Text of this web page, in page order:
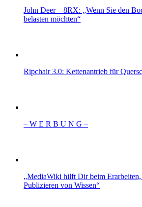
John Deer – 8RX: „Wenn Sie den
belasten möchten“
Ripchair 3.0: Kettenantrieb für
– W Ε R Β U Ν G –
„MediaWiki hilft Dir beim Erarbeiten,
Publizieren von Wissen“